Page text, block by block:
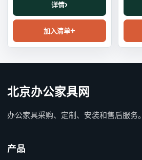
详情
加入清单
北京办公家具网
办公家具采购、定制、安装和售后服务。
产品